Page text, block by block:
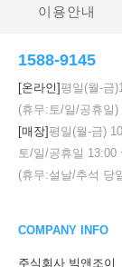
이용안내
1588-9145
[온라인]평일(월-금)
(휴무:토/일/공휴일)
[매장]평일(월-금)
토/일/공휴일 13:00
(휴무:설날/추석 당
COMPANY INFO
주식회사 빅앤조이